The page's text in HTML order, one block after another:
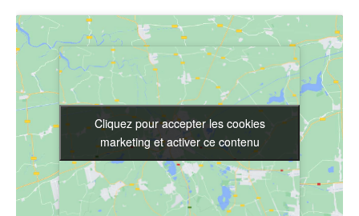
Cliquez pour accepter les cookies
marketing et activer ce contenu
Cliquez pour accepter les cookies
marketing et activer ce contenu